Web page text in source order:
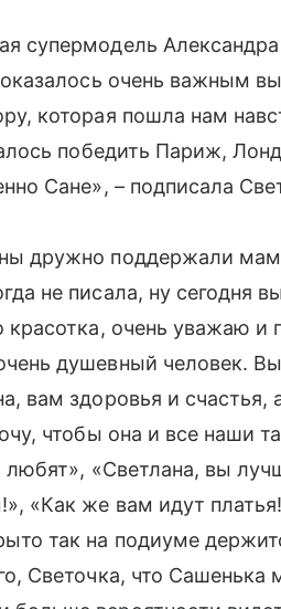
супермодель
очень важным
которая пошла нам
победить Париж,
Сане», – подписала
дружно поддержали
не писала, ну сегодня
очень уважаю и
душевный человек. Вы
вам здоровья и счастья,
чтобы она и все наши
любят», «Светлана, вы
«Как же вам идут
так на подиуме
Светочка, что Сашенька